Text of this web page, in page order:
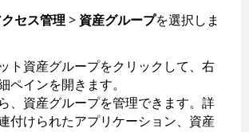
セス管理 > 資産グループを選択しま
ト資産グループをクリックして、右
ペインを開きます。
、資産グループを管理できます。詳
付けられたアプリケーション、資産